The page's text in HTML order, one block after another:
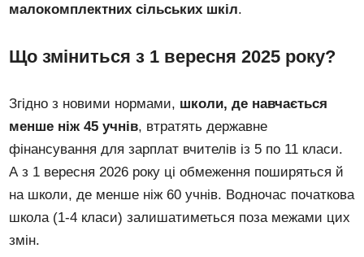
малокомплектних сільських шкіл.
Що зміниться з 1 вересня 2025 року?
Згідно з новими нормами, школи, де навчається
менше ніж 45 учнів, втратять державне
фінансування для зарплат вчителів із 5 по 11 класи.
А з 1 вересня 2026 року ці обмеження поширяться й
на школи, де менше ніж 60 учнів. Водночас початкова
школа (1-4 класи) залишатиметься поза межами цих
змін.